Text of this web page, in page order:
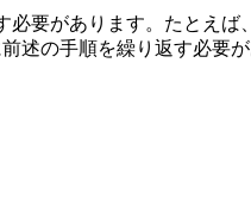
要があります。たとえば
述の手順を繰り返す必要が